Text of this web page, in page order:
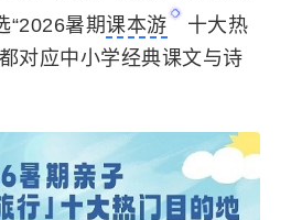
“2026暑期课本游
十大热
对应中小学经典课文与诗